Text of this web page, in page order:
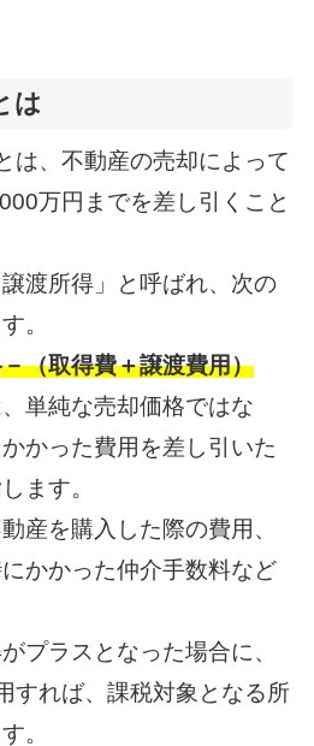
は
は、不動産の売却によって
万円までを差し引くこと
渡所得」と呼ばれ、次の
。
（取得費＋譲渡費用）
単純な売却価格ではな
かった費用を差し引いた
ます。
産を購入した際の費用、
かかった仲介手数料など
プラスとなった場合に、
すれば、課税対象となる所
。